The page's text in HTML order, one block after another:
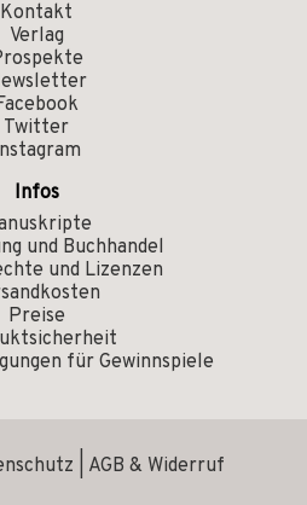
Kontakt
Verlag
Twitter
Infos
und Buchhandel
und Lizenzen
Preise
für Gewinnspiele
AGB & Widerruf